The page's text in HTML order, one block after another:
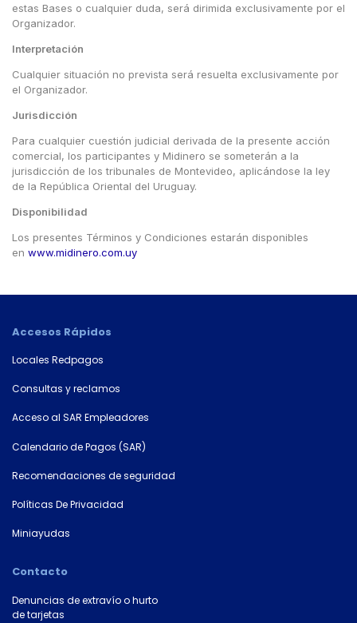
×
tu
número
de
de
País
Tipo de
estas Bases o cualquier duda, será dirimida exclusivamente por el
Organizador.
Interpretación
Cualquier situación no prevista será resuelta exclusivamente por
el Organizador.
Jurisdicción
Para cualquier cuestión judicial derivada de la presente acción
comercial, los participantes y Midinero se someterán a la
jurisdicción de los tribunales de Montevideo, aplicándose la ley
de la República Oriental del Uruguay.
Disponibilidad
Los presentes Términos y Condiciones estarán disponibles
en www.midinero.com.uy
Accesos Rápidos
Locales Redpagos
Consultas y reclamos
Acceso al SAR Empleadores
Calendario de Pagos (SAR)
Recomendaciones de seguridad
Políticas De Privacidad
Miniayudas
Contacto
Denuncias de extravío o hurto
de tarjetas